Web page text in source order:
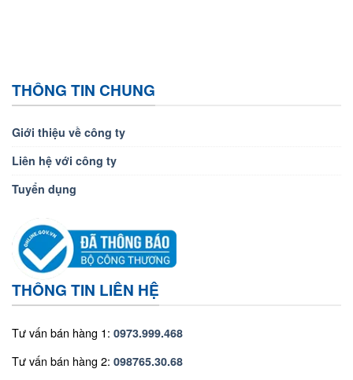
THÔNG TIN CHUNG
Giới thiệu về công ty
Liên hệ với công ty
Tuyển dụng
THÔNG TIN LIÊN HỆ
Tư vấn bán hàng 1: 0973.999.468
Tư vấn bán hàng 2: 098765.30.68